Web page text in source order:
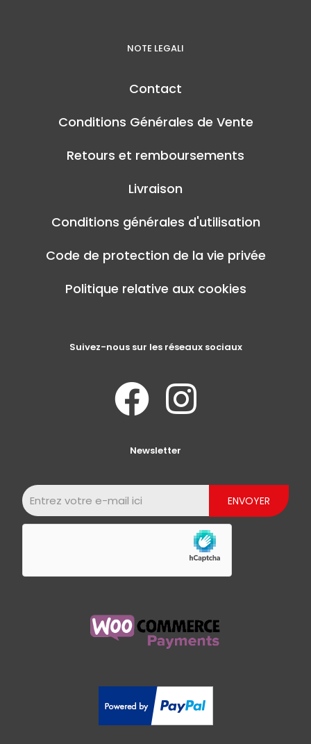
NOTE LEGALI
Contact
Conditions Générales de Vente
Retours et remboursements
Livraison
Conditions générales d'utilisation
Code de protection de la vie privée
Politique relative aux cookies
Suivez-nous sur les réseaux sociaux
Newsletter